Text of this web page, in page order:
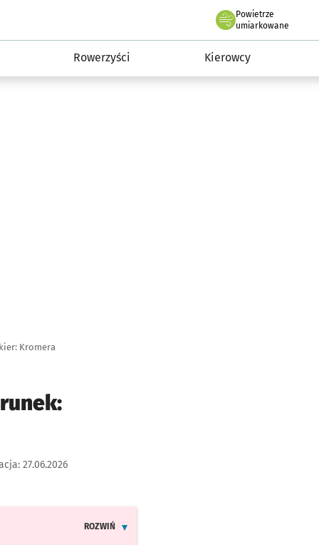
Powietrze
we Wrocławiu
umiarkowane
Rowerzyści Kierowcy
Kromera
27.06.2026
ROZWIŃ